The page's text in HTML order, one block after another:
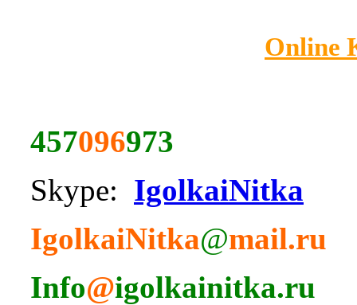
Online
457096973
Skype: IgolkaiNitka
IgolkaiNitka@mail.ru
Info@igolkainitka.ru